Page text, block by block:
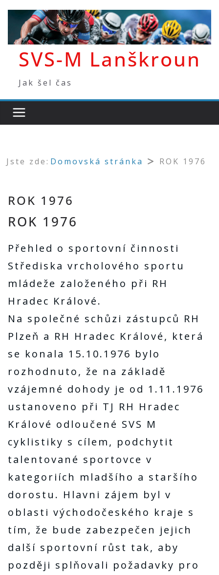
Přeskočit
obsah
SVS-M Lanškroun
Jak šel čas
Jste zde: Domovská stránka ROK 1976
ROK 1976
ROK 1976
Přehled o sportovní činnosti
Střediska vrcholového sportu
mládeže založeného při RH
Hradec Králové.
Na společné schůzi zástupců RH
Plzeň a RH Hradec Králové, která
se konala 15.10.1976 bylo
rozhodnuto, že na základě
vzájemné dohody je od 1.11.1976
ustanoveno při TJ RH Hradec
Králové odloučené SVS M
cyklistiky s cílem, podchytit
talentované sportovce v
kategoriích mladšího a staršího
dorostu. Hlavni zájem byl v
oblasti východočeského kraje s
tím, že bude zabezpečen jejich
další sportovní růst tak, aby
později splňovali požadavky pro